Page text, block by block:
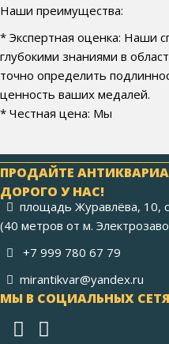
Наши преимущества:
* Экспертная оценка: Наши
глубокими знаниями в
точно определить
ценность ваших медалей.
* Честная цена: Мы
ПРОДАЙТЕ
ДОРОГО У НАС!
площадь Журавлёва, 10,
(40 метров от м.
+7 999 780 67 79
mirantikvar@yandex.ru
МЫ В СОЦИАЛЬНЫХ